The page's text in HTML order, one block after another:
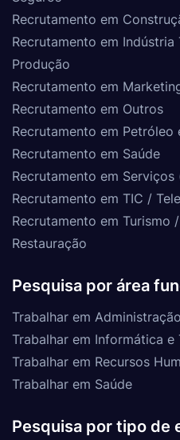
Recrutamento em
Recrutamento em
Produção
Recrutamento em
Recrutamento em Outros
Recrutamento em Petróleo
Recrutamento em Saúde
Recrutamento em
Recrutamento em TIC /
Recrutamento em Turismo
Restauração
Pesquisa por área
Trabalhar em
Trabalhar em Informática e
Trabalhar em Recursos
Trabalhar em Saúde
Pesquisa por tipo de